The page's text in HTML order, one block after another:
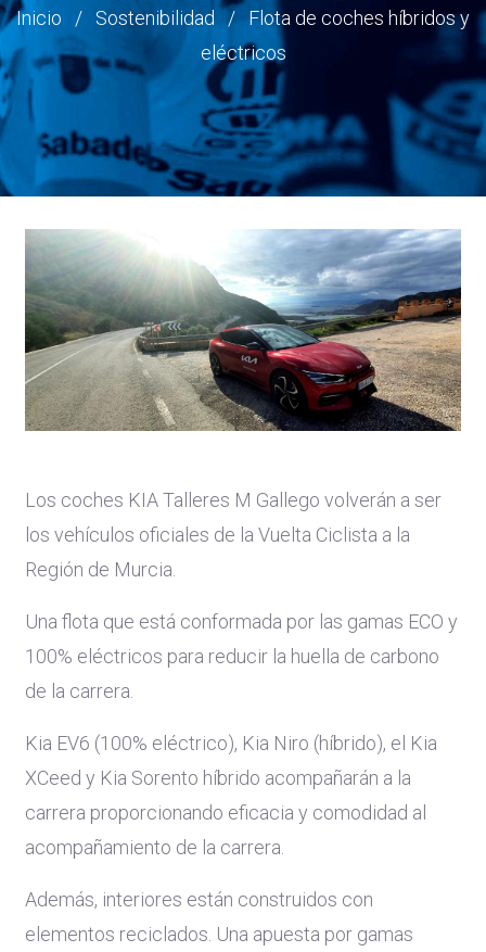
Ruta
de
navegación
Inicio Sostenibilidad
Flota de coches híbridos y
eléctricos
Los coches KIA Talleres M Gallego volverán a ser
los vehículos oficiales de la Vuelta Ciclista a la
Región de Murcia.
Una flota que está conformada por las gamas ECO y
100% eléctricos para reducir la huella de carbono
de la carrera.
Kia EV6 (100% eléctrico), Kia Niro (híbrido), el Kia
XCeed y Kia Sorento híbrido acompañarán a la
carrera proporcionando eficacia y comodidad al
acompañamiento de la carrera.
Además, interiores están construidos con
elementos reciclados. Una apuesta por gamas